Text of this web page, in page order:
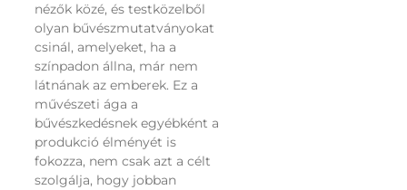
nézők közé, és testközelből
olyan bűvészmutatványokat
csinál, amelyeket, ha a
színpadon állna, már nem
látnának az emberek. Ez a
művészeti ága a
bűvészkedésnek egyébként a
produkció élményét is
fokozza, nem csak azt a célt
szolgálja, hogy jobban